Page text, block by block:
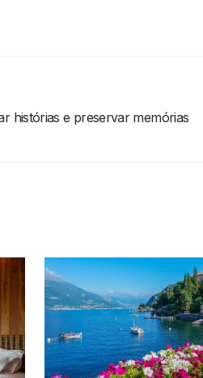
histórias e preservar memórias